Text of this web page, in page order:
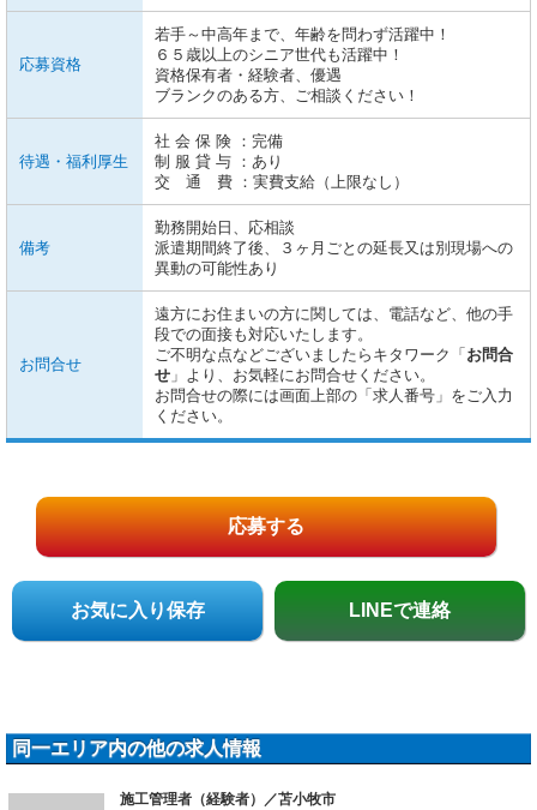
応募資格
若手～中高年まで、年齢を問わず活躍中！
６５歳以上のシニア世代も活躍中！
資格保有者・経験者、優遇
ブランクのある方、ご相談ください！
待遇・福利厚生
社 会 保 険 ：完備
制 服 貸 与 ：あり
交 通 費 ：実費支給（上限なし）
備考
勤務開始日、応相談
派遣期間終了後、３ヶ月ごとの延長又は別現場への
異動の可能性あり
お問合せ
遠方にお住まいの方に関しては、電話など、他の手
段での面接も対応いたします。
ご不明な点などございましたらキタワーク「 お問合
せ 」より、お気軽にお問合せください。
お問合せの際には画面上部の「求人番号」をご入力
ください。
応募する
お気に入り保存 LINEで連絡
同一エリア内の他の求人情報
施工管理者（経験者）／苫小牧市